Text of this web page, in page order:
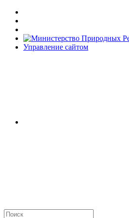
Управление сайтом